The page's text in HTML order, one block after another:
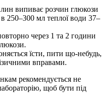
випиває розчин глюкози
250–300 мл теплої води 37–
через 1 та 2 години
їсти, пити що-небудь,
вправами.
рекомендується не
щоб бути під